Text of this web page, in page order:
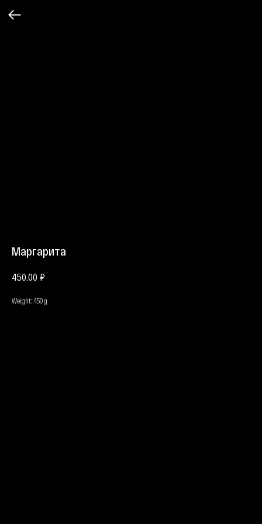
Маргарита
450.00 ₽
Weight: 450 g